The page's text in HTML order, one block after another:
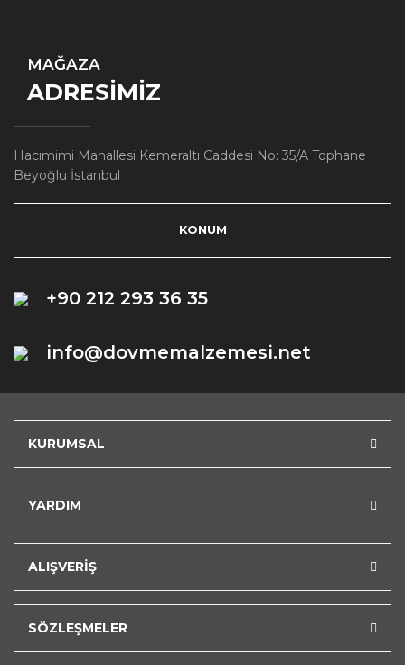
MAĞAZA
ADRESİMİZ
Hacımimi Mahallesi Kemeraltı Caddesi No: 35/A Tophane
Beyoğlu İstanbul
KONUM
+90 212 293 36 35
info@dovmemalzemesi.net
KURUMSAL
YARDIM
ALIŞVERİŞ
SÖZLEŞMELER